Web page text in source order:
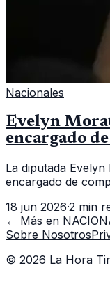
Nacionales
Evelyn
encargado
La diputada
encargado de
capacitación en la
18 jun 2026·2 min
← Más en
Sobre Nosotros
© 2026 La Hora